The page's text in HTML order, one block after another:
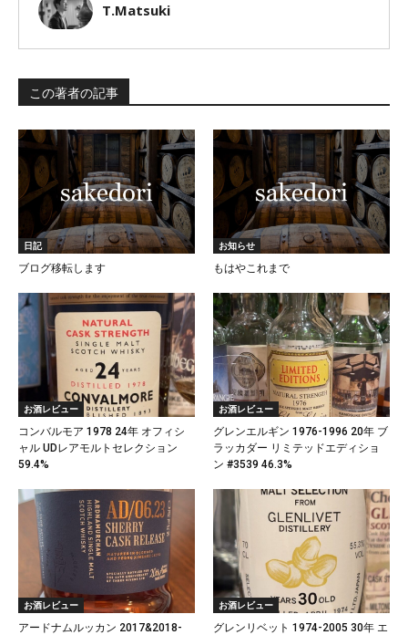
T.Matsuki
この著者の記事
日記
ブログ移転します
お知らせ
もはやこれまで
お酒レビュー
コンバルモア 1978 24年 オフィシ
ャル UDレアモルトセレクション
59.4%
お酒レビュー
グレンエルギン 1976-1996 20年 ブ
ラッカダー リミテッドエディショ
ン #3539 46.3%
お酒レビュー
アードナムルッカン 2017&2018-
お酒レビュー
グレンリベット 1974-2005 30年 エ